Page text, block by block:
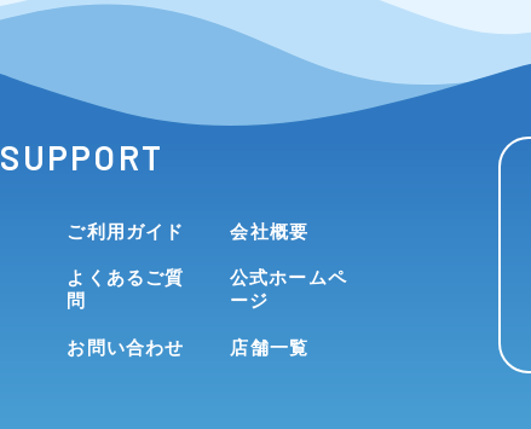
SUPPORT
ご利用ガイド
よくあるご質
問
お問い合わせ
会社概要
公式ホームペ
ージ
店舗一覧